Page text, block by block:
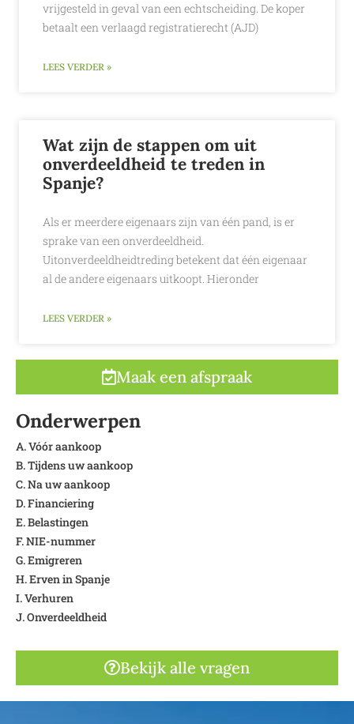
vrijgesteld in geval van een echtscheiding. De koper
betaalt een verlaagd registratierecht (AJD)
LEES VERDER »
Wat zijn de stappen om uit
onverdeeldheid te treden in
Spanje?
Als er meerdere eigenaars zijn van één pand, is er
sprake van een onverdeeldheid.
Uitonverdeeldheidtreding betekent dat één eigenaar
al de andere eigenaars uitkoopt. Hieronder
LEES VERDER »
Maak een afspraak
Onderwerpen
A. Vóór aankoop
B. Tijdens uw aankoop
C. Na uw aankoop
D. Financiering
E. Belastingen
F. NIE-nummer
G. Emigreren
H. Erven in Spanje
I. Verhuren
J. Onverdeeldheid
Bekijk alle vragen